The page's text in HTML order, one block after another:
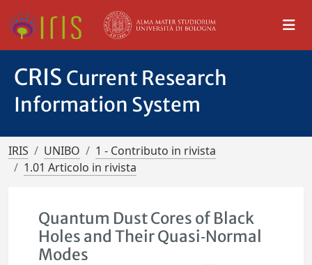
CRIS Current Research
Information System
IRIS UNIBO
1 - Contributo in rivista
1.01 Articolo in rivista
Quantum Dust Cores of Black
Holes and Their Quasi‐Normal
Modes